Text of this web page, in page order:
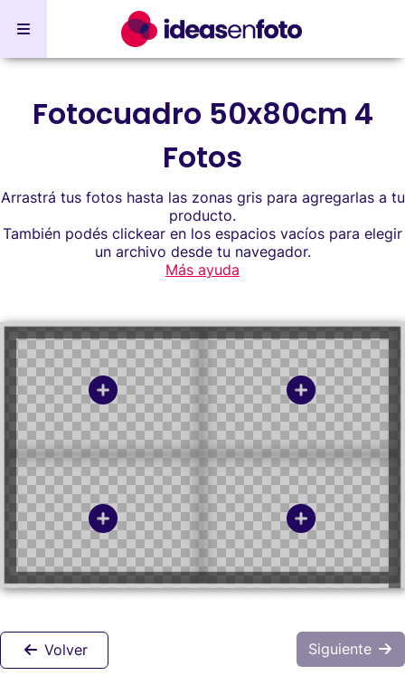
Fotocuadro 50x80cm 4
Fotos
Arrastrá tus fotos hasta las zonas gris para agregarlas a tu
producto.
También podés clickear en los espacios vacíos para elegir
un archivo desde tu navegador.
Más ayuda
Volver Siguiente